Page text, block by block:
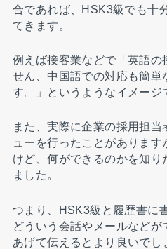
合であれば、HSK3級でも十
てきます。
例えば接客業などで「英語の
せん、中国語での対応も簡単
す。」というようなイメージ
また、実際に企業の採用担
ューを行ったことがありま
けど、何ができるのかを知り
ました。
つまり、HSK3級と履歴書に
どういう会話やメールなど
あげて伝えるとより良いでし